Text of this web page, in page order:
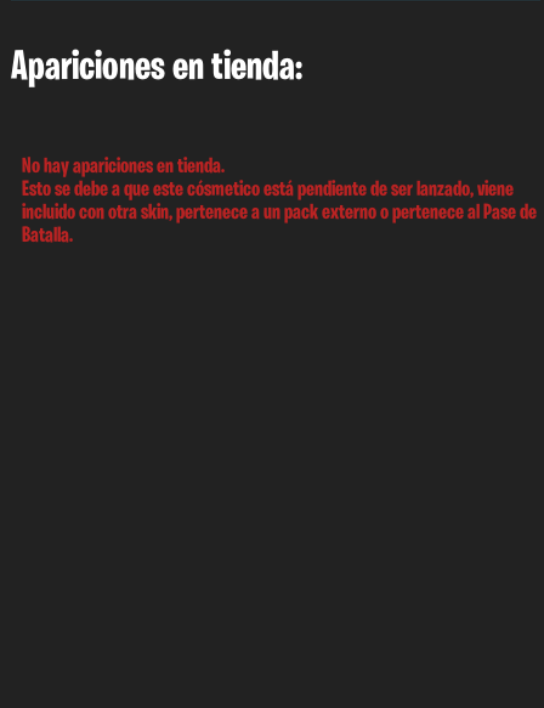
Apariciones en tienda:
No hay apariciones en tienda.
Esto se debe a que este cósmetico está pendiente de ser lanzado, viene
incluido con otra skin, pertenece a un pack externo o pertenece al Pase de
Batalla.